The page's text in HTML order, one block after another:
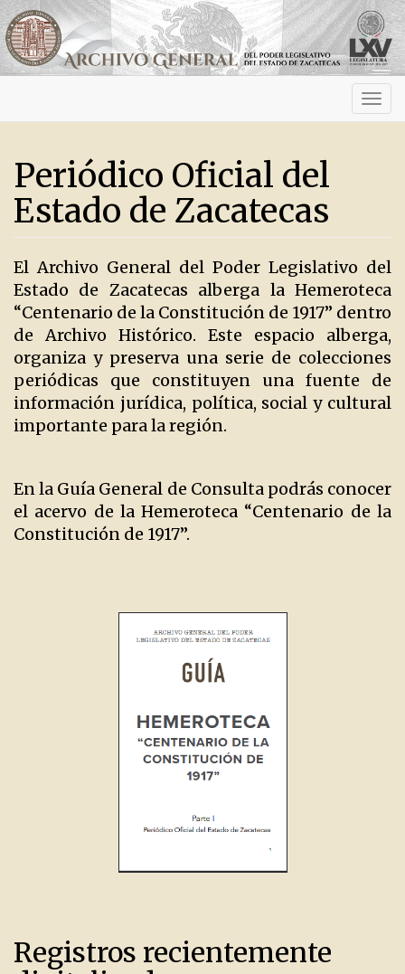
Periódico Oficial del
Estado de Zacatecas
El Archivo General del Poder Legislativo del
Estado de Zacatecas alberga la Hemeroteca
“Centenario de la Constitución de 1917” dentro
de Archivo Histórico. Este espacio alberga,
organiza y preserva una serie de colecciones
periódicas que constituyen una fuente de
información jurídica, política, social y cultural
importante para la región.
En la Guía General de Consulta podrás conocer
el acervo de la Hemeroteca “Centenario de la
Constitución de 1917”.
Registros recientemente